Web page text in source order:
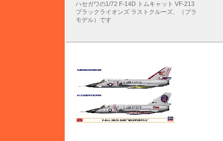
ハセガワの1/72 F-14D トムキャット VF-213
ブラックライオンズ ラストクルーズ、（プラ
モデル）です